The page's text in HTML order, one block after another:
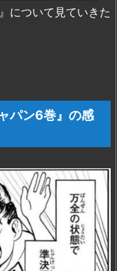
』について見ていきた
パン6巻』の感